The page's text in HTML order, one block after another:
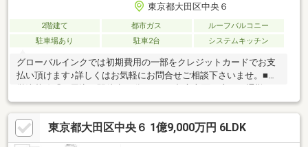
東京都大田区中央６
2階建て 都市ガス
ルーフバルコニー
駐車場あり
駐車2台 システムキッチン
グローバルインクでは初期費用の一部をクレジットカードでお支
払い頂けます♪詳しくはお気軽にお問合せご相談下さいませ。■都
きる利便性と、豊かな自然や歴史が残る閑静な住宅街を併せ持
つ、落ち着いたエリアとして知られています。■南西側約7.3ｍで
陽当り良好で開放感がございます。■広々としたルーフバルコニ
ー付きで夏にはプールやBBQも楽しめます。■収納豊富で室内をす
東京都大田区中央６ 1億9,000万円 6LDK